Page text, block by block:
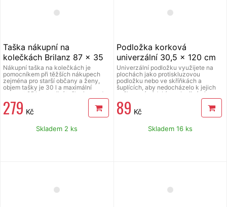
Taška nákupní na
kolečkách Brilanz 87 x 35
x 28 cm
Nákupní taška na kolečkách je
pomocníkem při těžších nákupech
zejména pro starší občany a ženy,
objem tašky je 30 l a maximální
nosnost 25 kg, textilní taška je snadno
odnímatelná z kovové konstrukce a
je snadno omyvatelná, taška na
kolečkách má ergonomickou rukojeť
kovovou odkládací plochou, která
stabilizuje celý výrobek, plastová
279 Kč
Skladem 2 ks
Podložka korková
univerzální 30,5 x 120 cm
Univerzální podložku využijete na
plochách jako protiskluzovou
podložku nebo ve skříňkách a
šuplících, aby nedocházelo k jejich
poškození nádobím nebo jinými
uloženými předměty. Samolepící.
Materiál: korek. Rozměry: 120x30,5
cm.
89 Kč
Skladem 16 ks